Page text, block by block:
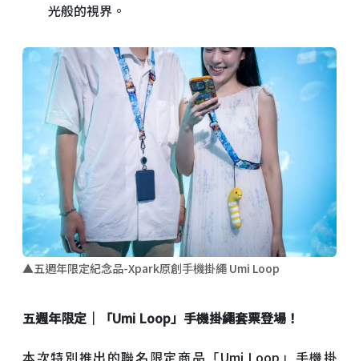
光般的視界。
▲五週年限定紀念品-Xpark原創手機掛繩 Umi Loop
五週年限定｜「Umi Loop」手機掛繩套票登場！
本次特別推出的聯名限定商品「Umi Loop」手機掛